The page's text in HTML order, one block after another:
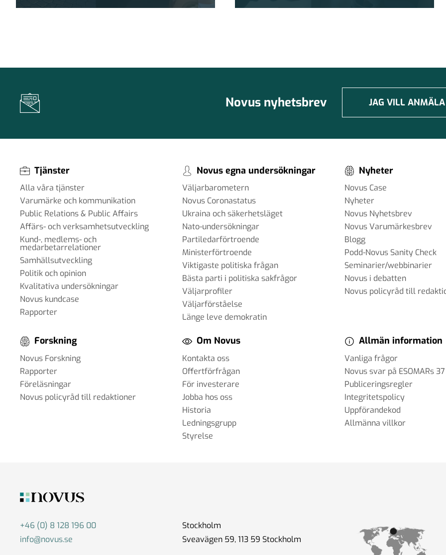
Novus nyhetsbrev JAG VILL
Tjänster
Alla våra tjänster
Varumärke och kommunikation
Public Relations & Public Affairs
Affärs- och verksamhetsutveckling
Kund-, medlems- och
medarbetarrelationer
Samhällsutveckling
Politik och opinion
Kvalitativa undersökningar
Novus kundcase
Rapporter
Novus egna undersökningar
Väljarbarometern
Novus Coronastatus
Ukraina och säkerhetsläget
Nato-undersökningar
Partiledarförtroende
Ministerförtroende
Viktigaste politiska frågan
Bästa parti i politiska sakfrågor
Väljarprofiler
Väljarförståelse
Länge leve demokratin
Nyheter
Novus Case
Nyheter
Novus Nyhetsbrev
Novus Varumärkesbrev
Blogg
Podd-Novus Sanity Check
Seminarier/webbinarier
Novus i debatten
Novus policyråd till
Forskning
Novus Forskning
Rapporter
Föreläsningar
Novus policyråd till redaktioner
Om Novus
Kontakta oss
Offertförfrågan
För investerare
Jobba hos oss
Historia
Ledningsgrupp
Styrelse
Allmän information
Vanliga frågor
Novus svar på ESOMARs
Publiceringsregler
Integritetspolicy
Uppförandekod
Allmänna villkor
+46 (0) 8 128 196 00
info@novus.se
Stockholm
Sveavägen 59, 113 59 Stockholm